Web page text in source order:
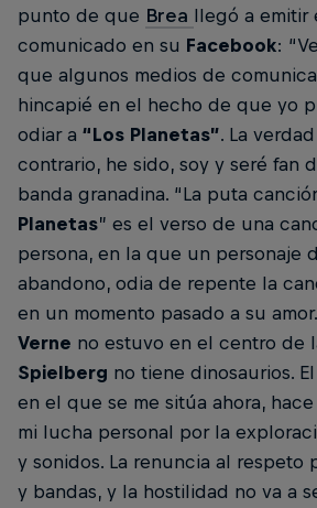
punto de que Brea llegó a emitir
comunicado en su Facebook:
que algunos medios de
hincapié en el hecho de que yo
odiar a “Los Planetas”. La
contrario, he sido, soy y seré fan
banda granadina. “La puta
Planetas” es el verso de una
persona, en la que un personaje
abandono, odia de repente la
en un momento pasado a su
Verne no estuvo en el centro de
Spielberg no tiene dinosaurios.
en el que se me sitúa ahora,
mi lucha personal por la
y sonidos. La renuncia al respeto
y bandas, y la hostilidad no va a